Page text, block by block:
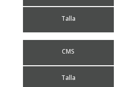
Talla
CMS
Talla